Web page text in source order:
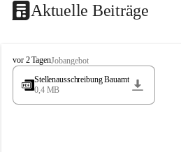
Aktuelle Beiträge
S
t
s
vor 2 TagenJobangebot
Stellenausschreibung Bauamt
0,4 MB